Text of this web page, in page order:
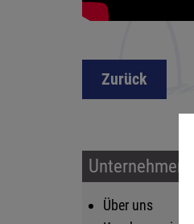
Zurück
Unternehmen
Über uns